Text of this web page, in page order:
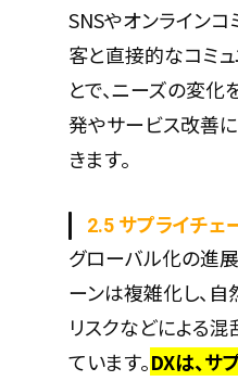
SNSやオンラインコ
客と直接的なコミ
とで、ニーズの変化
発やサービス改善
きます。
2.5 サプライチェ
グローバル化の進
ーンは複雑化し、
リスクなどによる
ています。DXは、サ